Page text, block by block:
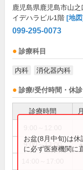
鹿児島県鹿児島市山
イデハラビル1階 [地
099-295-0073
診療科目
内科 消化器内科
診療/受付時間・休診
診療時間 月
9:00～13:00 ●
お盆(8月中旬)は
に必ず医療機関に